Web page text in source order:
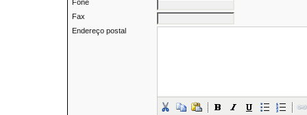
Fone
Fax
Endereço postal